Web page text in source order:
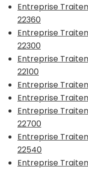
Entreprise
22360
Entreprise
22300
Entreprise
22100
Entreprise
Entreprise
Entreprise
22700
Entreprise
22540
Entreprise